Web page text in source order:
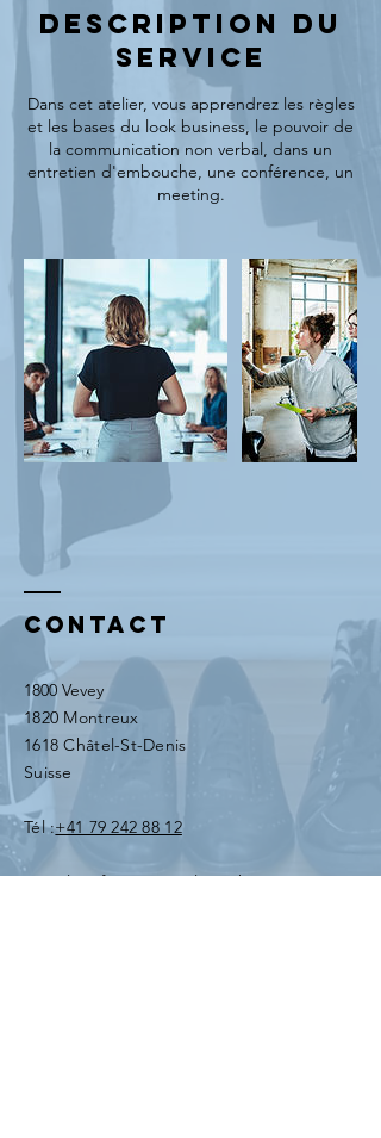
é
Description du
service
Dans cet atelier, vous apprendrez les règles
et les bases du look business, le pouvoir de
la communication non verbal, dans un
entretien d'embouche, une conférence, un
meeting.
Contact
1800 Vevey
1820 Montreux
1618 Châtel-St-Denis
Suisse
Tél :+41 79 242 88 12
E-mail :info@centre-alure.ch